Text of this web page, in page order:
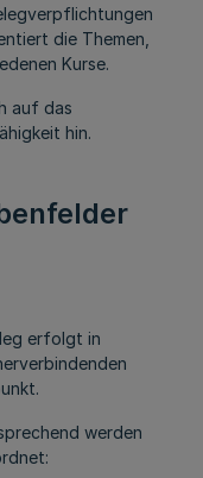
die Themen,
Kurse.
auf das
hin.
erfolgt in
werden